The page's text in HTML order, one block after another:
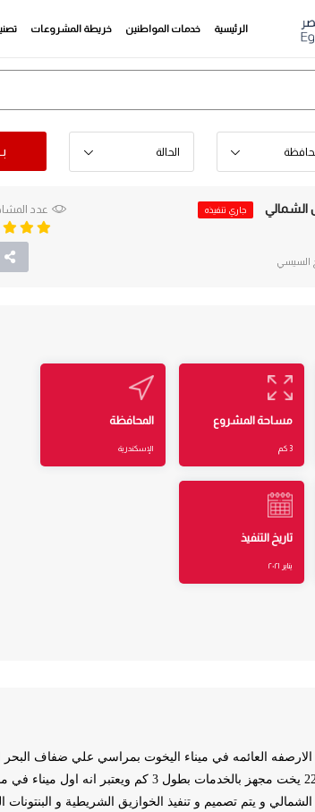
الرئيسية خدمات المواطنين خريطة المشروعات
الحالة
الشمالي جاري تنفيذه
السيسي
عدد
مساحة المشروع
3 كم
المحافظة
الإسكندرية
تاريخ التنفيذ
يناير ٢٠٢١
العائمه في ميناء اليخوت بمراسي علي ضفاف البحر
المتوسط بطاقه استيعابيه 226 يخت مجهز بالخدمات بطول 3 كم ويعتبر انه اول
و يتم تصميم و تنفيذ الخوازيق الشريطية و البنتونات